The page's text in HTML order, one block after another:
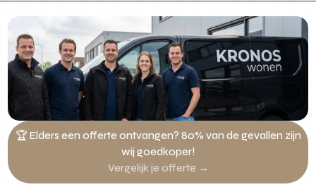
🏆 Elders een offerte ontvangen? 80% van de gevallen zijn
wij goedkoper!
Vergelijk je offerte →